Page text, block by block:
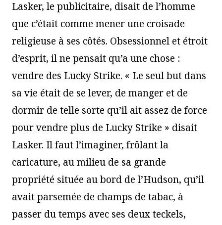
Lasker, le publicitaire, disait de l’homme
que c’était comme mener une croisade
religieuse à ses côtés. Obsessionnel et étroit
d’esprit, il ne pensait qu’a une chose :
vendre des Lucky Strike. « Le seul but dans
sa vie était de se lever, de manger et de
dormir de telle sorte qu’il ait assez de force
pour vendre plus de Lucky Strike » disait
Lasker. Il faut l’imaginer, frôlant la
caricature, au milieu de sa grande
propriété située au bord de l’Hudson, qu’il
avait parsemée de champs de tabac, à
passer du temps avec ses deux teckels,